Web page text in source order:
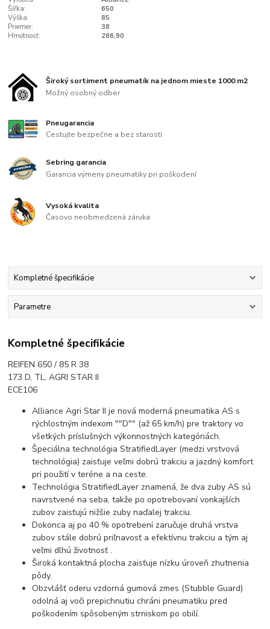
Šířka:
650
Výška:
85
Priemer:
38
Hmotnost:
286,90
Široký sortiment pneumatík na jednom mieste 1000 m2
Možný osobný odber
Pneugarancia
Cestujte bezpečne a bez starostí
Sebring garancia
Garancia výmeny pneumatiky pri poškodení
Vysoká kvalita
Časovo neobmedzená záruka
Kompletné špecifikácie
Parametre
Kompletné špecifikácie
REIFEN 650 / 85 R 38
173 D, TL, AGRI STAR II
ECE106
Alliance Agri Star II je nová moderná pneumatika AS s
rýchlostným indexom ""D"" (až 65 km/h) pre traktory vo
všetkých príslušných výkonnostných kategóriách.
Špeciálna technológia StratifiedLayer (medzi vrstvová
technológia) zaisťuje veľmi dobrú trakciu a jazdný komfort
pri použití v teréne a na ceste.
Technológia StratifiedLayer znamená, že dva zuby AS sú
navrstvené na seba, takže po opotrebovaní vonkajších
zubov zaisťujú nižšie zuby naďalej trakciu.
Dokonca aj po 40 % opotrebení zaručuje druhá vrstva
zubov stále dobrú priľnavosť a efektívnu trakciu a tým aj
veľmi dlhú životnosť .
Široká kontaktná plocha zaisťuje nízku úroveň zhutnenia
pôdy.
Obzvlášť oderu vzdorná gumová zmes (Stubble Guard)
odolná aj voči prepichnutiu chráni pneumatiku pred
poškodením spôsobeným strniskom po obilí.